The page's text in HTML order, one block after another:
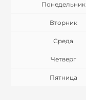
Понедельник
Вторник
Среда
Четверг
Пятница